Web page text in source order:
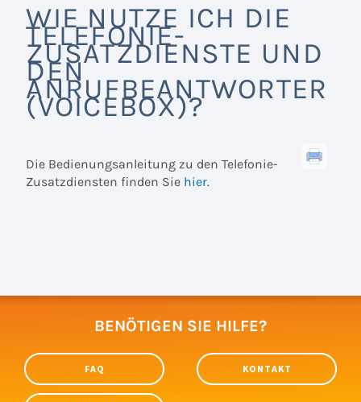
WIE NUTZE ICH DIE
TELEFONIE-
ZUSATZDIENSTE UND
DEN
ANRUFBEANTWORTER
(VOICEBOX)?
Die Bedienungsanleitung zu den Telefonie-
Zusatzdiensten finden Sie hier.
BENÖTIGEN SIE HILFE?
FAQ KONTAKT